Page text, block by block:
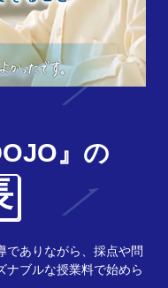
』の
でありながら、採点や問
ナブルな授業料で始めら